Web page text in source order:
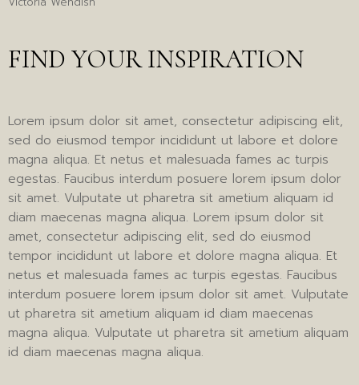
FIND YOUR INSPIRATION
Lorem ipsum dolor sit amet, consectetur adipiscing elit,
sed do eiusmod tempor incididunt ut labore et dolore
magna aliqua. Et netus et malesuada fames ac turpis
egestas. Faucibus interdum posuere lorem ipsum dolor
sit amet. Vulputate ut pharetra sit ametium aliquam id
diam maecenas magna aliqua. Lorem ipsum dolor sit
amet, consectetur adipiscing elit, sed do eiusmod
tempor incididunt ut labore et dolore magna aliqua. Et
netus et malesuada fames ac turpis egestas. Faucibus
interdum posuere lorem ipsum dolor sit amet. Vulputate
ut pharetra sit ametium aliquam id diam maecenas
magna aliqua. Vulputate ut pharetra sit ametium aliquam
id diam maecenas magna aliqua.